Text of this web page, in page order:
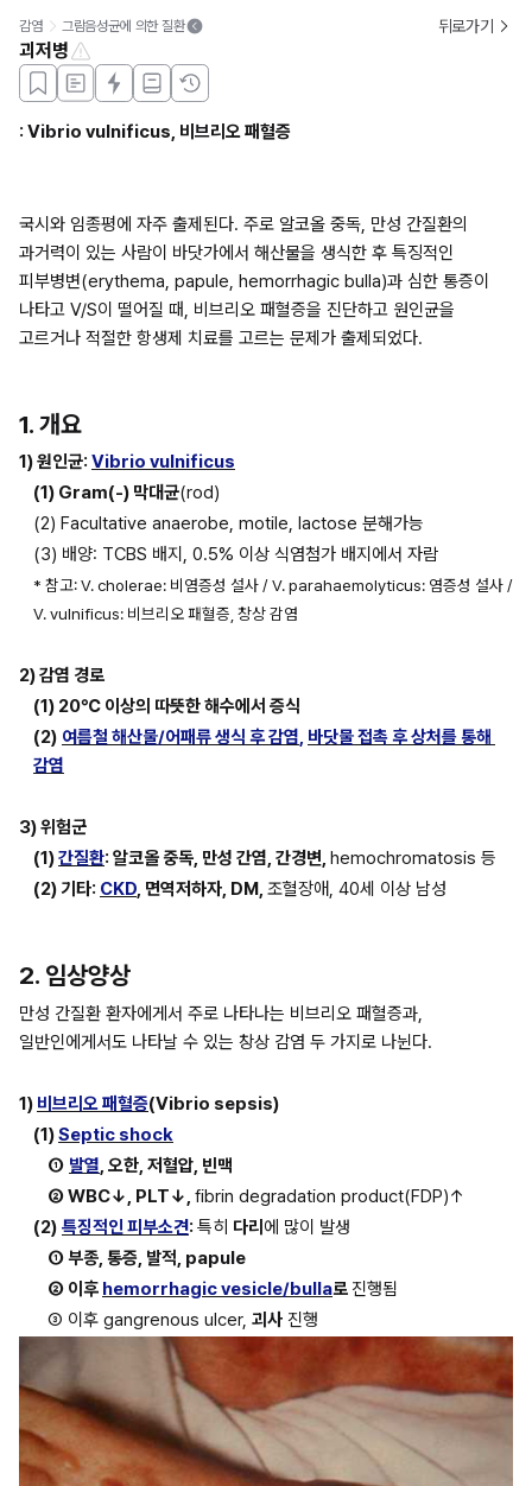
감염 그람음성균에 의한 질환 뒤로가기
괴저병
: Vibrio vulnificus, 비브리오 패혈증
국시와 임종평에 자주 출제된다. 주로 알코올 중독, 만성 간질환의
과거력이 있는 사람이 바닷가에서 해산물을 생식한 후 특징적인
피부병변(erythema, papule, hemorrhagic bulla)과 심한 통증이
나타고 V/S이 떨어질 때, 비브리오 패혈증을 진단하고 원인균을
고르거나 적절한 항생제 치료를 고르는 문제가 출제되었다.
1. 개요
1) 원인균: Vibrio vulnificus
(1) Gram(-) 막대균(rod)
(2) Facultative anaerobe, motile, lactose 분해가능
(3) 배양: TCBS 배지, 0.5% 이상 식염첨가 배지에서 자람
* 참고: V. cholerae: 비염증성 설사 / V. parahaemolyticus: 염증성 설사 /
V. vulnificus: 비브리오 패혈증, 창상 감염
2) 감염 경로
(1) 20℃ 이상의 따뜻한 해수에서 증식
(2) 여름철 해산물/어패류 생식 후 감염, 바닷물 접촉 후 상처를 통해
감염
3) 위험군
(1) 간질환: 알코올 중독, 만성 간염, 간경변, hemochromatosis 등
(2) 기타: CKD, 면역저하자, DM, 조혈장애, 40세 이상 남성
2. 임상양상
만성 간질환 환자에게서 주로 나타나는 비브리오 패혈증과,
일반인에게서도 나타날 수 있는 창상 감염 두 가지로 나뉜다.
1) 비브리오 패혈증(Vibrio sepsis)
(1) Septic shock
① 발열 , 오한, 저혈압, 빈맥
② WBC↓, PLT↓, fibrin degradation product(FDP)↑
(2) 특징적인 피부소견: 특히 다리 에 많이 발생
① 부종, 통증, 발적, papule
② 이후 hemorrhagic vesicle/bulla로 진행됨
③ 이후 gangrenous ulcer, 괴사 진행